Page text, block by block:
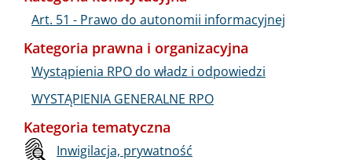
Art. 51 - Prawo do autonomii informacyjnej
Kategoria prawna i organizacyjna
Wystąpienia RPO do władz i odpowiedzi
WYSTĄPIENIA GENERALNE RPO
Kategoria tematyczna
Inwigilacja, prywatność